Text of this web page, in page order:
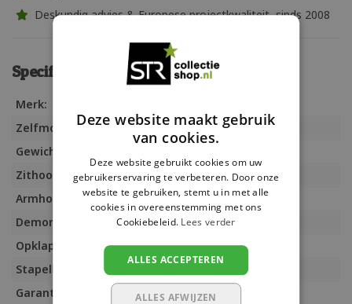
Deskundig advies & Europese projectkwaliteit, sinds 2008
Specificaties
Merk:
Zelfmontage:
Ja
Gewicht:
Zithoogte:
Armhoogte:
Demontabel:
Ja
Opklapbaar:
Nee
Stapelbaar:
Garantie:
3 jaar
Deze website maakt gebruik
van cookies.
Deze website gebruikt cookies om uw
gebruikerservaring te verbeteren. Door onze
website te gebruiken, stemt u in met alle
cookies in overeenstemming met ons
Cookiebeleid. Lees verder
ALLES ACCEPTEREN
ALLES AFWIJZEN